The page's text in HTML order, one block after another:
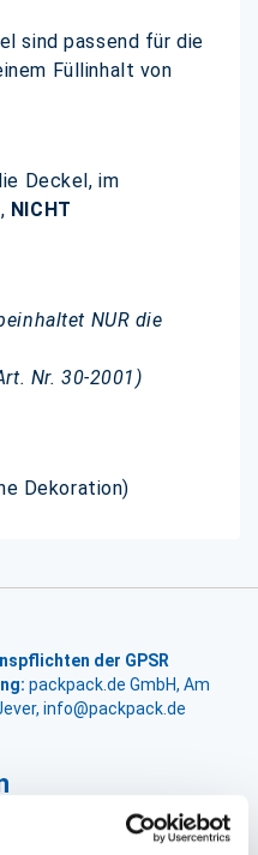
sind passend für die
Füllinhalt von
Deckel, im
NICHT
NUR die
Nr. 30-2001)
Dekoration)
der GPSR
packpack.de GmbH, Am
info@packpack.de